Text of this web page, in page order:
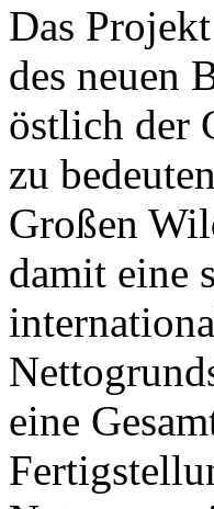
Das
des neuen
östlich der
zu
Großen
damit eine
eine